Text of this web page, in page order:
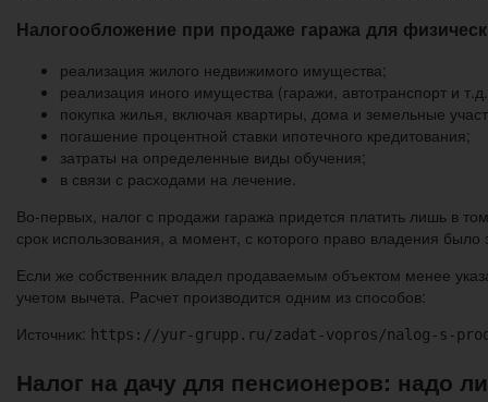
Налогообложение при продаже гаража для
реализация жилого недвижимого имущества;
реализация иного имущества (гаражи, автотранспорт и
покупка жилья, включая квартиры, дома и земельные
погашение процентной ставки ипотечного кредитования;
затраты на определенные виды обучения;
в связи с расходами на лечение.
Во-первых, налог с продажи гаража придется платить лишь в
срок использования, а момент, с которого право владения
Если же собственник владел продаваемым объектом менее
учетом вычета. Расчет производится одним из способов:
Источник: https://yur-grupp.ru/zadat-vopros/nalog-s-
Налог на дачу для пенсионеров: надо